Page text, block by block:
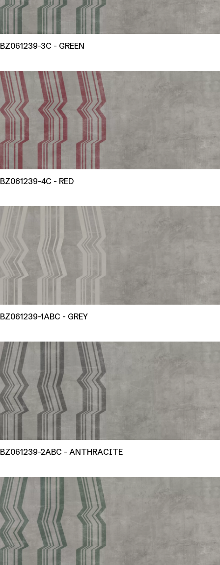
BZ061239-3C - GREEN
BZ061239-4C - RED
BZ061239-1ABC - GREY
BZ061239-2ABC - ANTHRACITE